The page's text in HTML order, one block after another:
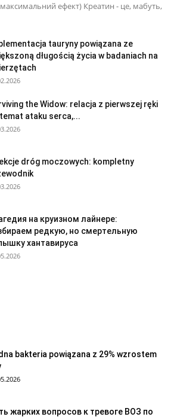
ефект) Креатин - це, мабуть,
tauryny powiązana ze
długością życia w badaniach na
the Widow: relacja z pierwszej ręki
ataku serca,...
dróg moczowych: kompletny
на круизном лайнере:
редкую, но смертельную
хантавируса
bakteria powiązana z 29% wzrostem
жарких вопросов к тревоге ВОЗ по